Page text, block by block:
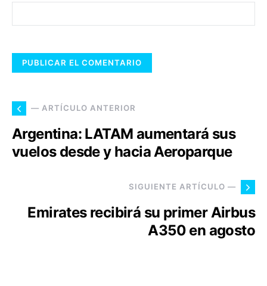
— ARTÍCULO ANTERIOR
Argentina: LATAM aumentará sus
vuelos desde y hacia Aeroparque
SIGUIENTE ARTÍCULO —
Emirates recibirá su primer Airbus
A350 en agosto